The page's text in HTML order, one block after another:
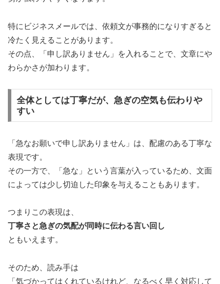
特にビジネスメールでは、依頼文が事務的になりすぎると
冷たく見えることがあります。
その点、「申し訳ありません」を入れることで、文章にや
わらかさが加わります。
全体としては丁寧だが、急ぎの空気も伝わりや
すい
「急なお願いで申し訳ありません」は、配慮のある丁寧な
表現です。
その一方で、「急な」という言葉が入っているため、文面
によっては少し切迫した印象を与えることもあります。
つまりこの表現は、
丁寧さと急ぎの気配が同時に伝わる言い回し
ともいえます。
そのため、読み手は
「気づかってはくれているけれど、なるべく早く対応して